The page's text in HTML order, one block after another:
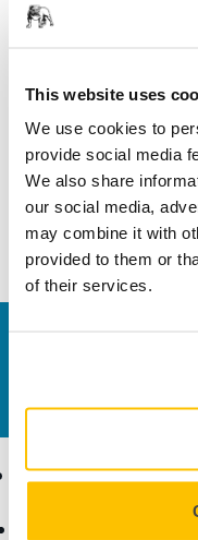
This website uses
We use cookies to
provide social media
We also share
our social media,
may combine it with
provided to them or
of their services.
Gdzie nas znaleźć?
📍 Hala 5, stoisko 79
Zapraszamy na nasze
Produkty